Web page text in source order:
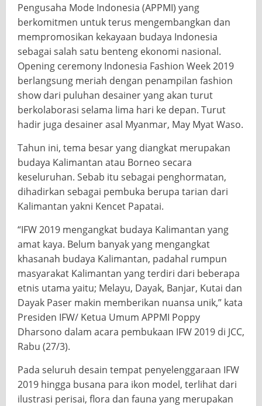
Pengusaha Mode Indonesia (APPMI) yang
berkomitmen untuk terus mengembangkan dan
mempromosikan kekayaan budaya Indonesia
sebagai salah satu benteng ekonomi nasional.
Opening ceremony Indonesia Fashion Week 2019
berlangsung meriah dengan penampilan fashion
show dari puluhan desainer yang akan turut
berkolaborasi selama lima hari ke depan. Turut
hadir juga desainer asal Myanmar, May Myat Waso.
Tahun ini, tema besar yang diangkat merupakan
budaya Kalimantan atau Borneo secara
keseluruhan. Sebab itu sebagai penghormatan,
dihadirkan sebagai pembuka berupa tarian dari
Kalimantan yakni Kencet Papatai.
“IFW 2019 mengangkat budaya Kalimantan yang
amat kaya. Belum banyak yang mengangkat
khasanah budaya Kalimantan, padahal rumpun
masyarakat Kalimantan yang terdiri dari beberapa
etnis utama yaitu; Melayu, Dayak, Banjar, Kutai dan
Dayak Paser makin memberikan nuansa unik,” kata
Presiden IFW/ Ketua Umum APPMI Poppy
Dharsono dalam acara pembukaan IFW 2019 di JCC,
Rabu (27/3).
Pada seluruh desain tempat penyelenggaraan IFW
2019 hingga busana para ikon model, terlihat dari
ilustrasi perisai, flora dan fauna yang merupakan